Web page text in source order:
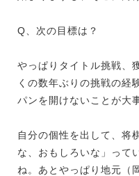
Q、次の目標は？
やっぱりタイトル挑戦、
くの数年ぶりの挑戦の経
パンを開けないことが大
自分の個性を出して、将
な、おもしろいな」って
ね。あとやっぱり地元（